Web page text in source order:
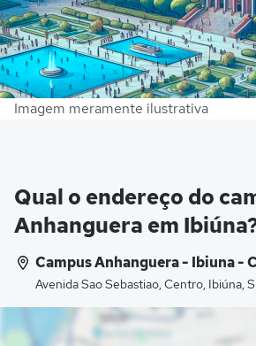
Imagem meramente ilustrativa
Qual o endereço do
Anhanguera em
Campus Anhanguera - Ibiuna -
Avenida Sao Sebastiao, Centro, Ibiúna,